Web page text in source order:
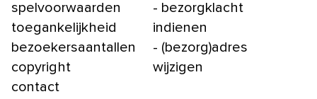
spelvoorwaarden
toegankelijkheid
bezoekersaantallen
copyright
contact
- bezorgklacht
indienen
- (bezorg)adres
wijzigen